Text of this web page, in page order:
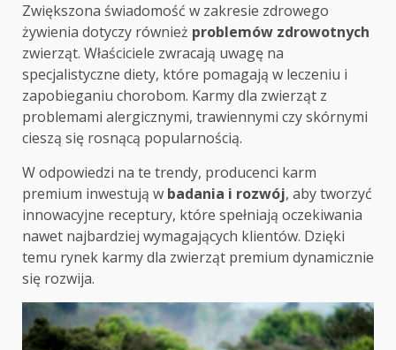
Zwiększona świadomość w zakresie zdrowego
żywienia dotyczy również problemów zdrowotnych
zwierząt. Właściciele zwracają uwagę na
specjalistyczne diety, które pomagają w leczeniu i
zapobieganiu chorobom. Karmy dla zwierząt z
problemami alergicznymi, trawiennymi czy skórnymi
cieszą się rosnącą popularnością.
W odpowiedzi na te trendy, producenci karm
premium inwestują w badania i rozwój, aby tworzyć
innowacyjne receptury, które spełniają oczekiwania
nawet najbardziej wymagających klientów. Dzięki
temu rynek karmy dla zwierząt premium dynamicznie
się rozwija.